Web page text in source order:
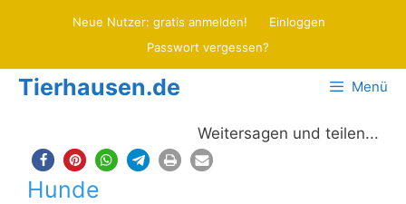
Neue Nutzer: gratis anmelden!
Einloggen
Passwort vergessen?
Tierhausen.de Menü
Weitersagen und teilen...
Hunde